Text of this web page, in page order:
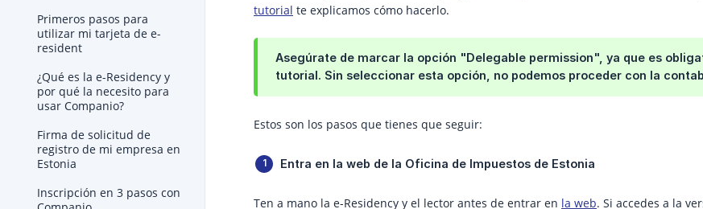
Primeros pasos para
utilizar mi tarjeta de e-
resident
¿Qué es la e-Residency y
por qué la necesito para
usar Companio?
Firma de solicitud de
registro de mi empresa en
Estonia
Inscripción en 3 pasos con
tutorial te explicamos cómo hacerlo.
Asegúrate de marcar la opción "Delegable permission", ya que es
tutorial. Sin seleccionar esta opción, no podemos proceder con la
Estos son los pasos que tienes que seguir:
Entra en la web de la Oficina de Impuestos de Estonia
Ten a mano la e-Residency y el lector antes de entrar en la web. Si accedes a la